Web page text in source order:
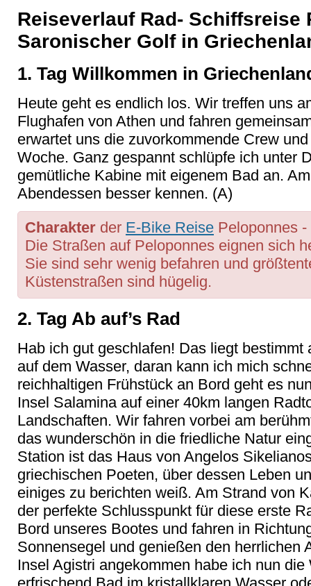
Reiseverlauf Rad- Schiffsreise
Saronischer Golf in
1. Tag Willkommen in
Heute geht es endlich los. Wir treffen uns
Flughafen von Athen und fahren
erwartet uns die zuvorkommende Crew
Woche. Ganz gespannt schlüpfe ich unter
gemütliche Kabine mit eigenem Bad an.
Abendessen besser kennen. (A)
Charakter der E-Bike Reise Peloponnes
Die Straßen auf Peloponnes eignen sich
Sie sind sehr wenig befahren und
Küstenstraßen sind hügelig.
2. Tag Ab auf’s Rad
Hab ich gut geschlafen! Das liegt
auf dem Wasser, daran kann ich mich
reichhaltigen Frühstück an Bord geht es
Insel Salamina auf einer 40km langen
Landschaften. Wir fahren vorbei am
das wunderschön in die friedliche Natur
Station ist das Haus von Angelos
griechischen Poeten, über dessen Leben
einiges zu berichten weiß. Am Strand von
der perfekte Schlusspunkt für diese erste
Bord unseres Bootes und fahren in
Sonnensegel und genießen den herrlichen
Insel Agistri angekommen habe ich nun